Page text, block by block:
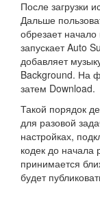
После загрузки
Дальше
обрезает начало
запускает Auto
добавляет
Background. На
затем Download.
Такой порядок
для разовой
настройках,
кодек до
принимается
будет